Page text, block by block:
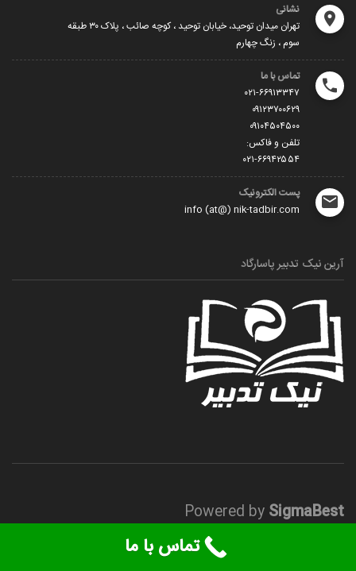
نشانی
تهران میدان توحید، خیابان توحید ، کوچه صائب ، پلاک ۳۰ طبقه
سوم ، زنگ چهارم
تماس با ما
۰۲۱-۶۶۹۱۳۳۴۷
۰۹۱۲۳۷۰۰۶۲۹
۰۹۱۰۴۵۰۴۵۰۰
تلفن و فاکس:
۰۲۱-۶۶۹۴۲۵۵۴
پست الکترونیک
info (at@) nik-tadbir.com
آرین نیک تدبیر پاسارگاد
Powered by SigmaBest
تماس با ما